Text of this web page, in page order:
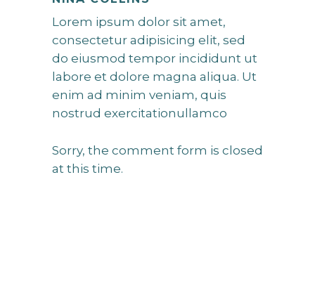
Lorem ipsum dolor sit amet,
consectetur adipisicing elit, sed
do eiusmod tempor incididunt ut
labore et dolore magna aliqua. Ut
enim ad minim veniam, quis
nostrud exercitationullamco
Sorry, the comment form is closed
at this time.